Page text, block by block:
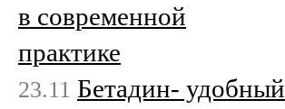
в современной
практике
23.11 Бетадин- удобный